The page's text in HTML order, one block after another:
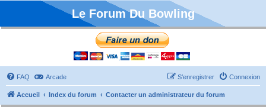
Le Forum Du Bowling
FAQ Arcade Connexion
S’enregistrer
Accueil Index du forum Contacter un administrateur du forum